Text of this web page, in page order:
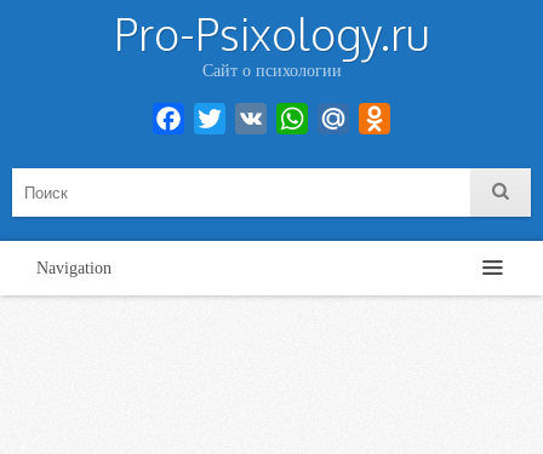
Pro-Psixology.ru
Сайт о психологии
Facebook
Twitter VK WhatsAppMail.Ru
Navigation